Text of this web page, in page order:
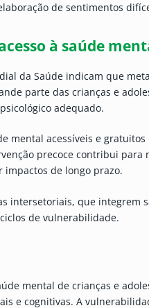
de sentimentos
à saúde
da Saúde indicam que
parte das crianças e
adequado.
mental acessíveis e
precoce contribui
de longo prazo.
intersetoriais, que integrem
de vulnerabilidade.
mental de crianças e
e cognitivas. A